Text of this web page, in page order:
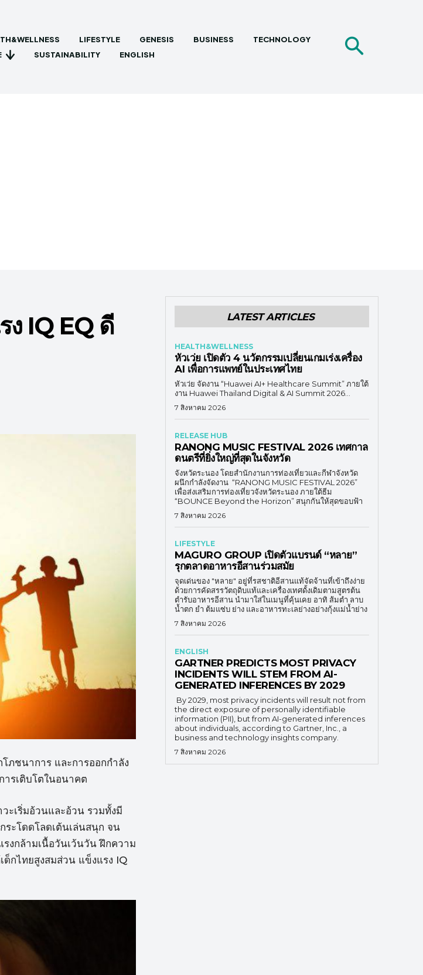
LIFESTYLE GENESIS BUSINESS
TECHNOLOGY
SUSTAINABILITY ENGLISH
ง IQ EQ ดี
ภชนาการ และการออกกำลัง
ารเติบโตในอนาคต
ะเริ่มอ้วนและอ้วน รวมทั้งมี
ระโดดโลดเต้นเล่นสนุก จน
งกล้ามเนื้อวันเว้นวัน ฝึกความ
กไทยสูงสมส่วน แข็งแรง IQ
LATEST ARTICLES
HEALTH&WELLNESS
หัวเว่ย เปิดตัว 4 นวัตกรรมเปลี่ยนเกมเร่งเครื่อง
AI เพื่อการแพทย์ในประเทศไทย
หัวเว่ย จัดงาน “Huawei AI+ Healthcare Summit” ภายใต้
งาน Huawei Thailand Digital & AI Summit 2026...
7 สิงหาคม 2026
RELEASE HUB
RANONG MUSIC FESTIVAL 2026 เทศกาล
ดนตรีที่ยิ่งใหญ่ที่สุดในจังหวัด
จังหวัดระนอง โดยสำนักงานการท่องเที่ยวและกีฬาจังหวัด
ผนึกกำลังจัดงาน “RANONG MUSIC FESTIVAL 2026”
เพื่อส่งเสริมการท่องเที่ยวจังหวัดระนอง ภายใต้ธีม
“BOUNCE Beyond the Horizon” สนุกกันให้สุดขอบฟ้า
7 สิงหาคม 2026
LIFESTYLE
MAGURO GROUP เปิดตัวแบรนด์ “หลาย”
รุกตลาดอาหารอีสานร่วมสมัย
จุดเด่นของ "หลาย" อยู่ที่รสชาติอีสานแท้จัดจ้านที่เข้าถึงง่าย
ด้วยการคัดสรรวัตถุดิบแท้และเครื่องเทศดั้งเดิมตามสูตรต้น
ตำรับอาหารอีสาน นำมาใส่ในเมนูที่คุ้นเคย อาทิ ส้มตำ ลาบ
น้ำตก ยำ ต้มแซ่บ ย่าง และอาหารทะเลย่างอย่างกุ้งแม่น้ำย่าง
7 สิงหาคม 2026
ENGLISH
GARTNER PREDICTS MOST PRIVACY
INCIDENTS WILL STEM FROM AI-
GENERATED INFERENCES BY 2029
By 2029, most privacy incidents will result not from
the direct exposure of personally identifiable
information (PII), but from AI-generated inferences
about individuals, according to Gartner, Inc., a
business and technology insights company.
7 สิงหาคม 2026